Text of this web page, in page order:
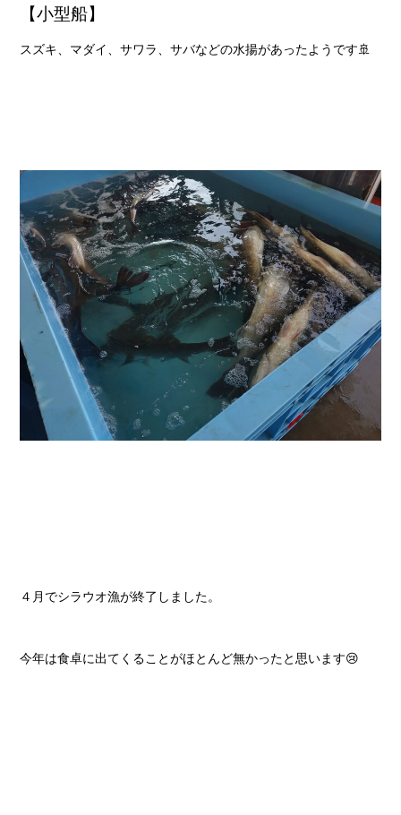
【小型船】
スズキ、マダイ、サワラ、サバなどの水揚があったようです🚢
４月でシラウオ漁が終了しました。
今年は食卓に出てくることがほとんど無かったと思います😢